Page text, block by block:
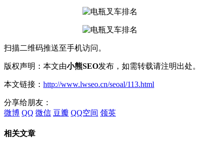
扫描二维码推送至手机访问。
版权声明：本文由小熊SEO发布，如需转载请注明出处。
本文链接： http://www.lwseo.cn/seoal/113.html
分享给朋友：
微博 QQ 微信 豆瓣 QQ空间 领英
相关文章